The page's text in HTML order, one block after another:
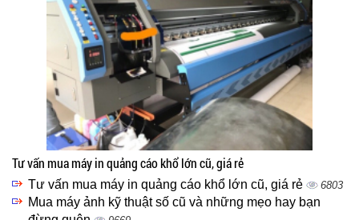
Tư vấn mua máy in quảng cáo khổ lớn cũ, giá rẻ
Tư vấn mua máy in quảng cáo khổ lớn cũ, giá rẻ 6803
Mua máy ảnh kỹ thuật số cũ và những mẹo hay bạn